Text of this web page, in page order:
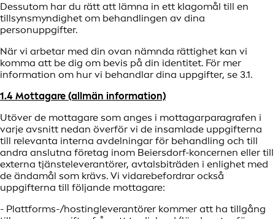
Dessutom har du rätt att lämna in ett klagomål till en
tillsynsmyndighet om behandlingen av dina
personuppgifter.
När vi arbetar med din ovan nämnda rättighet kan vi
komma att be dig om bevis på din identitet. För mer
information om hur vi behandlar dina uppgifter, se 3.1.
1.4 Mottagare (allmän information)
Utöver de mottagare som anges i mottagarparagrafen i
varje avsnitt nedan överför vi de insamlade uppgifterna
till relevanta interna avdelningar för behandling och till
andra anslutna företag inom Beiersdorf-koncernen eller till
externa tjänsteleverantörer, avtalsbiträden i enlighet med
de ändamål som krävs. Vi vidarebefordrar också
uppgifterna till följande mottagare:
- Plattforms-/hostingleverantörer kommer att ha tillgång